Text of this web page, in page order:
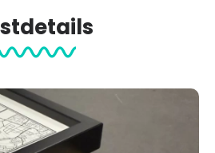
perfecte finishing touch met onze
lijsten. Net als onze zorgvuldig
lijsten kwaliteit en vakmanschap